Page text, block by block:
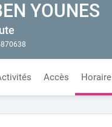
YOUNES
Accès Horaire